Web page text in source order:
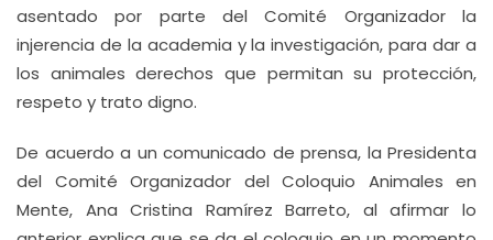
asentado por parte del Comité Organizador la
injerencia de la academia y la investigación, para dar a
los animales derechos que permitan su protección,
respeto y trato digno.
De acuerdo a un comunicado de prensa, la Presidenta
del Comité Organizador del Coloquio Animales en
Mente, Ana Cristina Ramírez Barreto, al afirmar lo